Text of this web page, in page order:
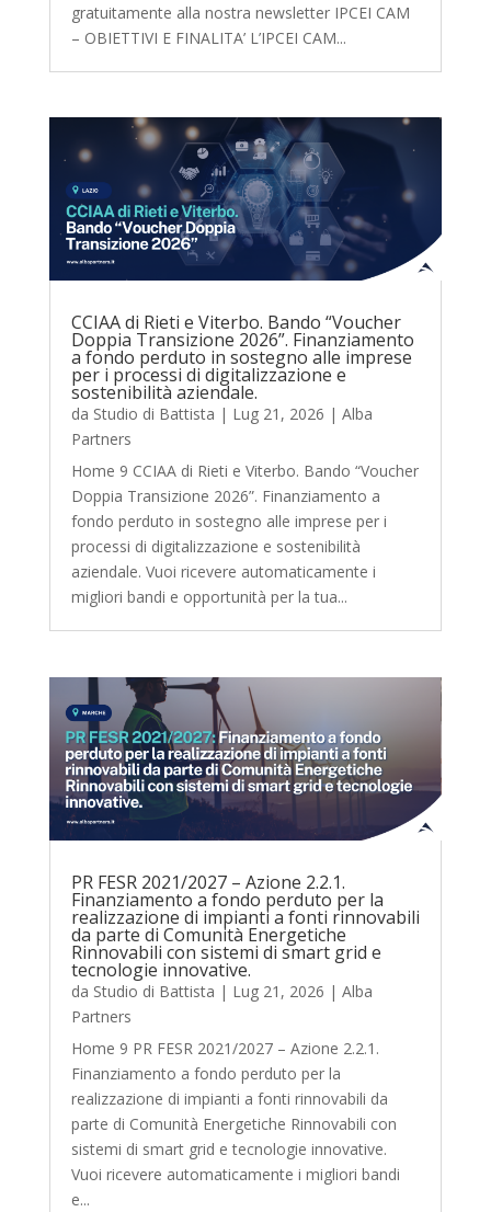
gratuitamente alla nostra newsletter IPCEI CAM
– OBIETTIVI E FINALITA’ L’IPCEI CAM...
CCIAA di Rieti e Viterbo. Bando “Voucher
Doppia Transizione 2026”. Finanziamento
a fondo perduto in sostegno alle imprese
per i processi di digitalizzazione e
sostenibilità aziendale.
da Studio di Battista | Lug 21, 2026 | Alba
Partners
Home 9 CCIAA di Rieti e Viterbo. Bando “Voucher
Doppia Transizione 2026”. Finanziamento a
fondo perduto in sostegno alle imprese per i
processi di digitalizzazione e sostenibilità
aziendale. Vuoi ricevere automaticamente i
migliori bandi e opportunità per la tua...
PR FESR 2021/2027 – Azione 2.2.1.
Finanziamento a fondo perduto per la
realizzazione di impianti a fonti rinnovabili
da parte di Comunità Energetiche
Rinnovabili con sistemi di smart grid e
tecnologie innovative.
da Studio di Battista | Lug 21, 2026 | Alba
Partners
Home 9 PR FESR 2021/2027 – Azione 2.2.1.
Finanziamento a fondo perduto per la
realizzazione di impianti a fonti rinnovabili da
parte di Comunità Energetiche Rinnovabili con
sistemi di smart grid e tecnologie innovative.
Vuoi ricevere automaticamente i migliori bandi
e...